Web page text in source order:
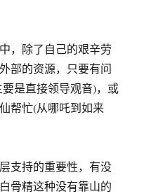
除了自己的艰辛劳
部的资源，只要有问
是直接领导观音)，或
帮忙(从哪吒到如来
持的重要性，有没
骨精这种没有靠山的